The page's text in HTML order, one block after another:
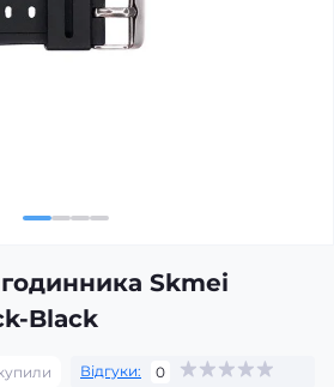
Skmei
Black
Відгуки:
0